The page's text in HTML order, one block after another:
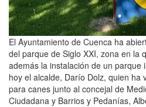
El Ayuntamiento de Cuenca ha
del parque de Siglo XXI, zona en la
además la instalación de un parque
hoy el alcalde, Darío Dolz, quien ha
para canes junto al concejal de
Ciudadana y Barrios y Pedanías,